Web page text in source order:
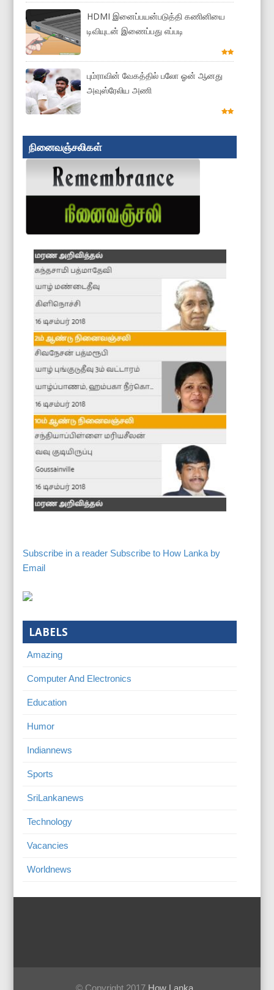
HDMI இனைப்பயன்படுத்தி கணினியை
டிவியுடன் இணைப்பது எப்படி
பும்ராவின் வேகத்தில் பலோ ஓன் ஆனது
அவுஸ்ரேலிய அணி
நினைவஞ்சலிகள்
Subscribe in a reader Subscribe to How Lanka by
Email
LABELS
Amazing
Computer And Electronics
Education
Humor
Indiannews
Sports
SriLankanews
Technology
Vacancies
Worldnews